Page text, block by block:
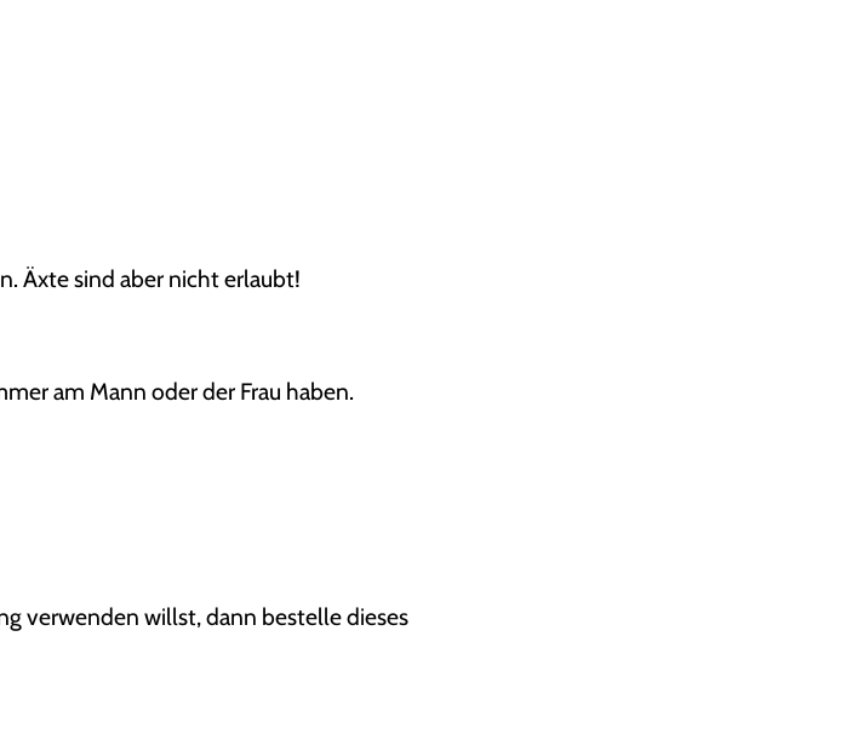
Äxte sind aber nicht erlaubt!
am Mann oder der Frau haben.
verwenden willst, dann bestelle dieses